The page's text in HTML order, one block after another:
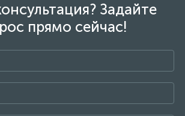
Задайте
прямо сейчас!